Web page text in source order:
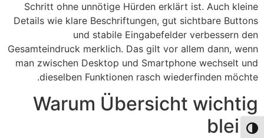
הפעל/כבה ניגודיות גבוהה
Schritt ohne unnötige Hürden erklärt ist. Auch kleine
Details wie klare Beschriftungen, gut sichtbare Buttons
und stabile Eingabefelder verbessern den
Gesamteindruck merklich. Das gilt vor allem dann, wenn
man zwischen Desktop und Smartphone wechselt und
dieselben Funktionen rasch wiederfinden möchte.
Warum Übersicht wichtig
bleibt